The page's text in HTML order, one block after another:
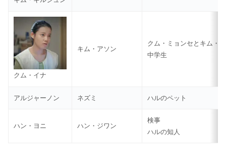
クム・イナ
キム・アソン
クム・ミョンセとキム・
中学生
アルジャーノン ネズミ ハルのペット
ハン・ヨニ ハン・ジワン
検事
ハルの知人